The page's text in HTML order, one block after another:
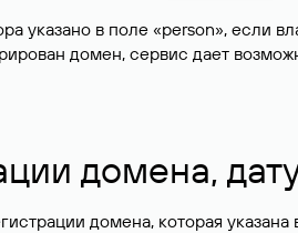
указано в поле «person», если
домен, сервис дает
домена,
домена, которая